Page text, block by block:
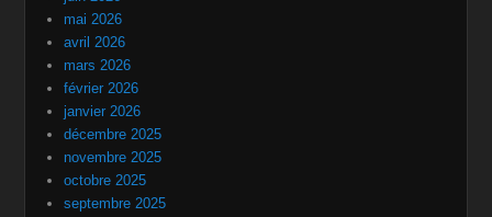
mai 2026
avril 2026
mars 2026
février 2026
janvier 2026
décembre 2025
novembre 2025
octobre 2025
septembre 2025